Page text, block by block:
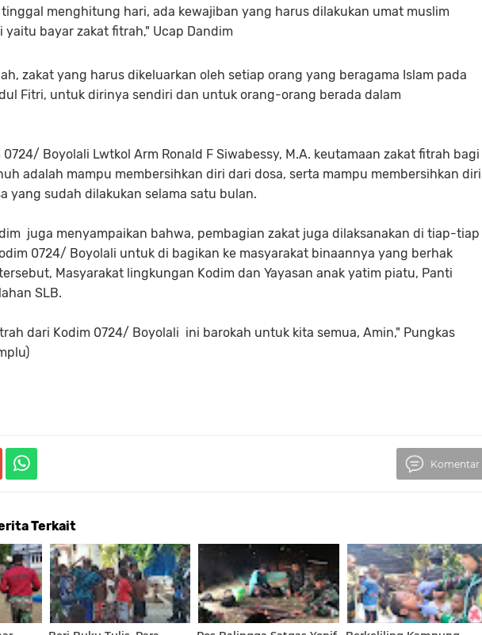
tinggal menghitung hari, ada kewajiban yang harus dilakukan umat muslim
yaitu bayar zakat fitrah," Ucap Dandim
zakat yang harus dikeluarkan oleh setiap orang yang beragama Islam pada
Fitri, untuk dirinya sendiri dan untuk orang-orang berada dalam
Boyolali Lwtkol Arm Ronald F Siwabessy, M.A. keutamaan zakat fitrah bagi
adalah mampu membersihkan diri dari dosa, serta mampu membersihkan diri
yang sudah dilakukan selama satu bulan.
juga menyampaikan bahwa, pembagian zakat juga dilaksanakan di tiap-tiap
0724/ Boyolali untuk di bagikan ke masyarakat binaannya yang berhak
Masyarakat lingkungan Kodim dan Yayasan anak yatim piatu, Panti
SLB.
dari Kodim 0724/ Boyolali ini barokah untuk kita semua, Amin," Pungkas
Komentar
Terkait